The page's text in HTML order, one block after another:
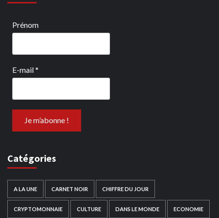
Prénom
E-mail*
Catégories
A LA UNE CARNET NOIR CHIFFRE DU JOUR
CRYPTOMONNAIE CULTURE DANS LE MONDE ECONOMIE